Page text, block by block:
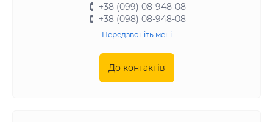
+38 (099) 08-948-08
+38 (098) 08-948-08
Передзвоніть мені
До контактів